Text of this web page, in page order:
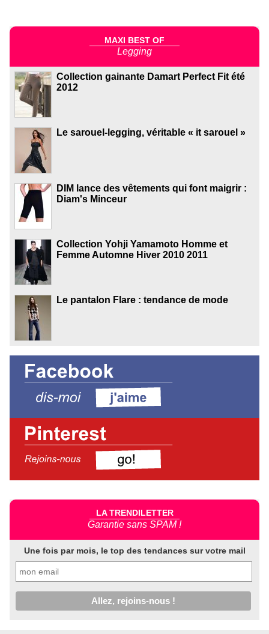
MAXI BEST OF
Legging
Collection gainante Damart Perfect Fit été
2012
Le sarouel-legging, véritable « it sarouel »
DIM lance des vêtements qui font maigrir :
Diam's Minceur
Collection Yohji Yamamoto Homme et
Femme Automne Hiver 2010 2011
Le pantalon Flare : tendance de mode
LA TRENDILETTER
Garantie sans SPAM !
Une fois par mois, le top des tendances sur votre mail